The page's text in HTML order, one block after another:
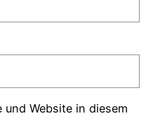
und Website in diesem